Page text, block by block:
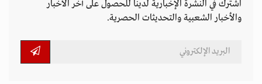
اشترك في النشرة الإخبارية لدينا للحصول على آخر الأخبار
والأخبار الشعبية والتحديثات الحصرية.